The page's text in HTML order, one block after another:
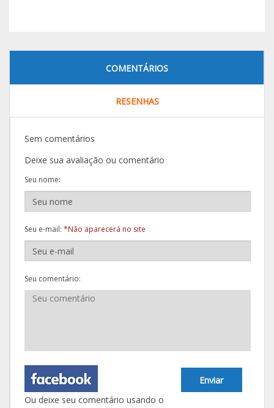
COMENTÁRIOS
RESENHAS
Sem comentários
Deixe sua avaliação ou comentário
Seu nome:
Seu e-mail: *Não aparecerá no site
Seu comentário:
Enviar
Ou deixe seu comentário usando o